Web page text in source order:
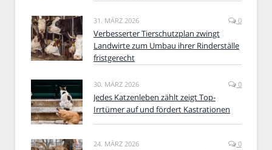
31. MÄRZ 2026 0
Verbesserter Tierschutzplan zwingt
Landwirte zum Umbau ihrer Rinderställe
fristgerecht
30. MÄRZ 2026 0
Jedes Katzenleben zählt zeigt Top-
Irrtümer auf und fördert Kastrationen
24. MÄRZ 2026 0